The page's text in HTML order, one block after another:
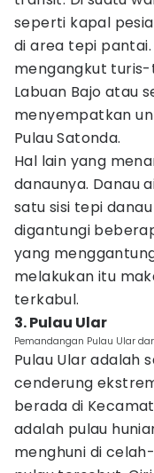
seperti kapal
di area tepi
mengangkut turis-
Labuan Bajo atau
menyempatkan
Pulau Satonda.
Hal lain yang
danaunya. Danau
satu sisi tepi
digantungi
yang
melakukan itu
terkabul.
3. Pulau Ular
Pemandangan Pulau Ular
Pulau Ular adalah
cenderung
berada di
adalah pulau
menghuni di